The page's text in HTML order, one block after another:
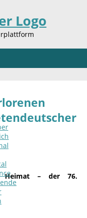
Heimat – der 76.